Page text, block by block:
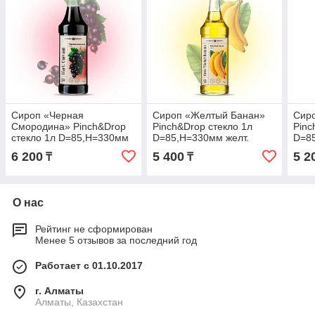
Сироп «Черная
Смородина» Pinch&Drop
стекло 1л D=85,H=330мм
6 200 ₸
Сироп «Желтый Банан»
Pinch&Drop стекло 1л
D=85,H=330мм желт.
5 400₸ 5
О нас
Рейтинг не сформирован
Менее 5 отзывов за последний год
Работает с 01.10.2017
г. Алматы
Алматы, Казахстан